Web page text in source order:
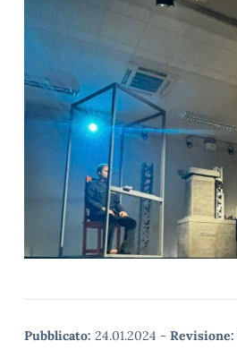
Pubblicato: 24.01.2024 - Revisione: